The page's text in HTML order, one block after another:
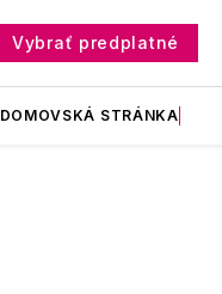
Vybrať predplatné
DOMOVSKÁ STRÁNKA